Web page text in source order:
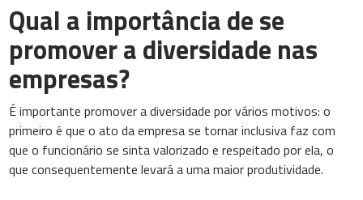
Qual a importância de se
promover a diversidade nas
empresas?
É importante promover a diversidade por vários motivos: o
primeiro é que o ato da empresa se tornar inclusiva faz com
que o funcionário se sinta valorizado e respeitado por ela, o
que consequentemente levará a uma maior produtividade.